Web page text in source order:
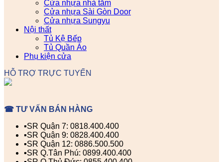
Cửa nhựa nhà tắm
Cửa nhựa Sài Gòn Door
Cửa nhựa Sungyu
Nội thất
Tủ Kệ Bếp
Tủ Quần Áo
Phụ kiện cửa
HỖ TRỢ TRỰC TUYẾN
☎ TƯ VẤN BÁN HÀNG
▪️SR Quận 7: 0818.400.400
▪️SR Quận 9: 0828.400.400
▪️SR Quận 12: 0886.500.500
▪️SR Q.Tân Phú: 0899.400.400